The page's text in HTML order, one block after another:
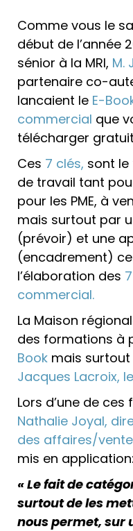
Comme vous le
début de l’année
sénior à la MRI, M.
partenaire co-
lancaient le E-
commercial que
télécharger
Ces 7 clés, sont le
de travail tant
pour les PME, à
mais surtout par
(prévoir) et une
(encadrement)
l’élaboration des
commercial.
La Maison
des formations à
Book mais surtout
Jacques Lacroix,
Lors d’une de
Nathalie Joyal,
des affaires/
mis en application:
« Le fait de
surtout de les
nous permet, sur